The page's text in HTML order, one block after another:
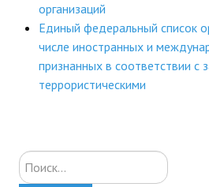
организаций
Единый федеральный список
числе иностранных и
признанных в соответствии
террористическими
Искать...